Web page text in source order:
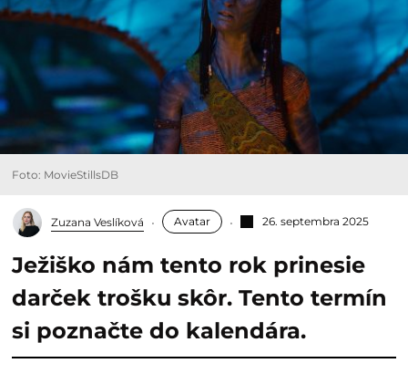
Foto: MovieStillsDB
Zuzana Veslíková Avatar 26. septembra 2025
Ježiško nám tento rok prinesie
darček trošku skôr. Tento termín
si poznačte do kalendára.